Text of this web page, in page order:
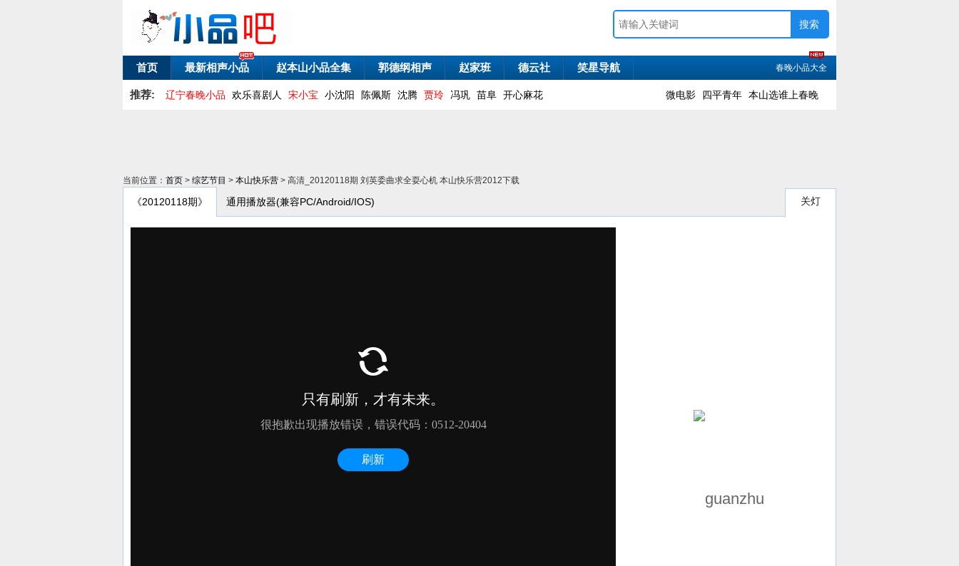
首页 最新相声小品 赵本山小品全集 郭德纲相声 赵家班 德云社 笑星导航 春晚小品大全
推荐: 辽宁春晚小品 欢乐喜剧人 宋小宝 小沈阳 陈佩斯 沈腾 贾玲 冯巩 苗阜 开心麻花 微电影 四平青年 本山选谁上春晚
当前位置： 首页 > 综艺节目 > 本山快乐营 > 高清_20120118期 刘英委曲求全耍心机 本山快乐营2012下载
《20120118期》 通用播放器(兼容PC/Android/IOS) 关灯